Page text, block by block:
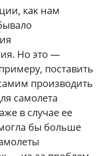
как нам
Но это —
поставить
производить
самолета
в случае ее
бы больше